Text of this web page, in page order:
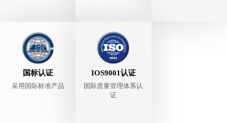
国标认证
采用国际标准产品
IOS9001认证
国际质量管理体系认
证